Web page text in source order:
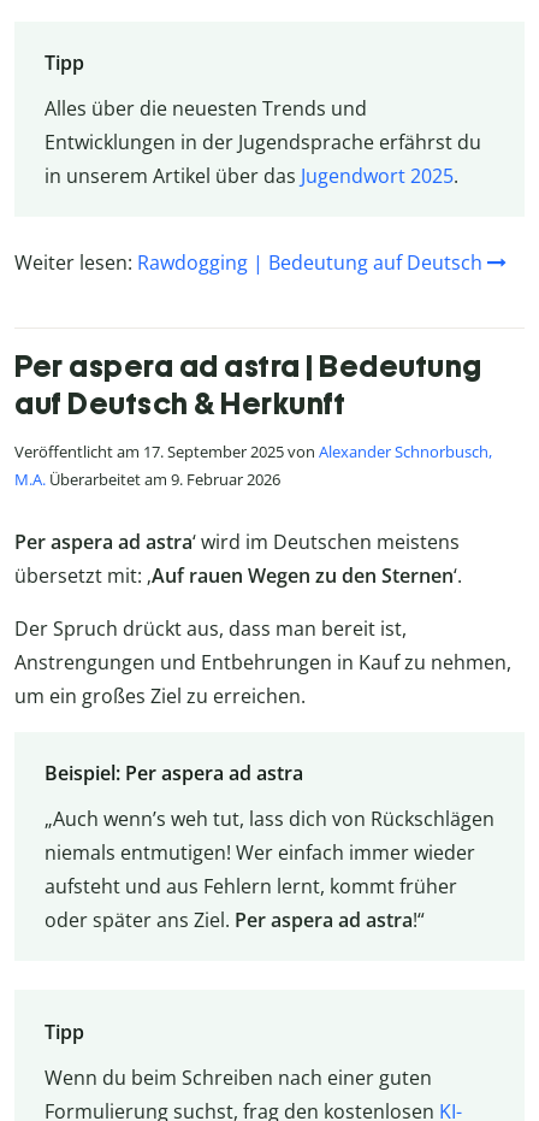
Tipp
Alles über die neuesten Trends und
Entwicklungen in der Jugendsprache erfährst du
in unserem Artikel über das Jugendwort 2025.
Weiter lesen: Rawdogging | Bedeutung auf Deutsch
Per aspera ad astra | Bedeutung
auf Deutsch & Herkunft
Veröffentlicht am 17. September 2025 von Alexander Schnorbusch,
M.A. Überarbeitet am 9. Februar 2026
Per aspera ad astra‘ wird im Deutschen meistens
übersetzt mit: ‚Auf rauen Wegen zu den Sternen‘.
Der Spruch drückt aus, dass man bereit ist,
Anstrengungen und Entbehrungen in Kauf zu nehmen,
um ein großes Ziel zu erreichen.
Beispiel: Per aspera ad astra
„Auch wenn’s weh tut, lass dich von Rückschlägen
niemals entmutigen! Wer einfach immer wieder
aufsteht und aus Fehlern lernt, kommt früher
oder später ans Ziel. Per aspera ad astra!“
Tipp
Wenn du beim Schreiben nach einer guten
Formulierung suchst, frag den kostenlosen KI-